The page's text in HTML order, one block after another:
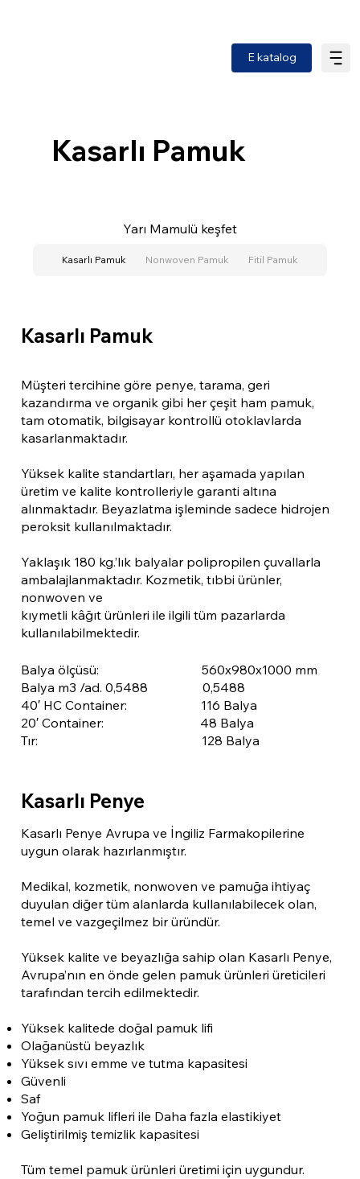
E katalog
Kasarlı Pamuk
Yarı Mamulü keşfet
Kasarlı Pamuk Nonwoven Pamuk Fitil Pamuk
Kasarlı Pamuk
Müşteri tercihine göre penye, tarama, geri
kazandırma ve organik gibi her çeşit ham pamuk,
tam otomatik, bilgisayar kontrollü otoklavlarda
kasarlanmaktadır.
Yüksek kalite standartları, her aşamada yapılan
üretim ve kalite kontrolleriyle garanti altına
alınmaktadır. Beyazlatma işleminde sadece hidrojen
peroksit kullanılmaktadır.
Yaklaşık 180 kg.’lık balyalar polipropilen çuvallarla
ambalajlanmaktadır. Kozmetik, tıbbi ürünler,
nonwoven ve
kıymetli kâğıt ürünleri ile ilgili tüm pazarlarda
kullanılabilmektedir.
Balya ölçüsü: 560x980x1000 mm
Balya m3 /ad. 0,5488 0,5488
40′ HC Container: 116 Balya
20′ Container: 48 Balya
Tır: 128 Balya
Kasarlı Penye
Kasarlı Penye Avrupa ve İngiliz Farmakopilerine
uygun olarak hazırlanmıştır.
Medikal, kozmetik, nonwoven ve pamuğa ihtiyaç
duyulan diğer tüm alanlarda kullanılabilecek olan,
temel ve vazgeçilmez bir üründür.
Yüksek kalite ve beyazlığa sahip olan Kasarlı Penye,
Avrupa’nın en önde gelen pamuk ürünleri üreticileri
tarafından tercih edilmektedir.
Yüksek kalitede doğal pamuk lifi
Olağanüstü beyazlık
Yüksek sıvı emme ve tutma kapasitesi
Güvenli
Saf
Yoğun pamuk lifleri ile Daha fazla elastikiyet
Geliştirilmiş temizlik kapasitesi
Tüm temel pamuk ürünleri üretimi için uygundur.